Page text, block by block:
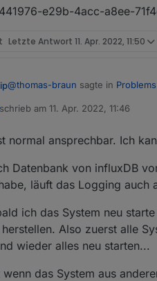
e29b-4acc-a8ee-
Letzte Antwort 11. Apr. 2022, 11:50
@thomas-braun sagte in
@Mathias2803vllt hilfthttps://
schrieb am 11. Apr. 2022, 11:46
editiert von
normal ansprechbar. Ich
Datenbank von influxDB
läuft das Logging auch
ich das System neu
Also zuerst alle
wieder alles neu starten...
wenn das System aus